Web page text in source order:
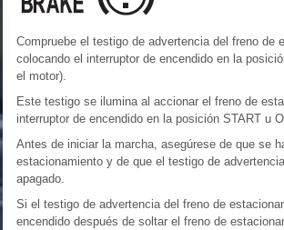
Compruebe el testigo de advertencia del freno de
colocando el interruptor de encendido en la
el motor).
Este testigo se ilumina al accionar el freno de
interruptor de encendido en la posición START u
Antes de iniciar la marcha, asegúrese de que se
estacionamiento y de que el testigo de
apagado.
Si el testigo de advertencia del freno de
encendido después de soltar el freno de